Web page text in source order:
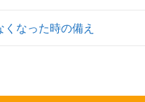
なった時の備え